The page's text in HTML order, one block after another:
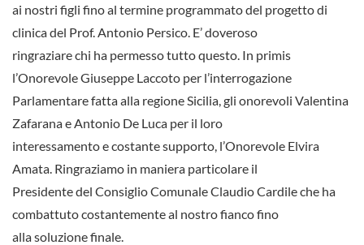
ai nostri figli fino al termine programmato del progetto di
clinica del Prof. Antonio Persico. E’ doveroso
ringraziare chi ha permesso tutto questo. In primis
l’Onorevole Giuseppe Laccoto per l’interrogazione
Parlamentare fatta alla regione Sicilia, gli onorevoli Valentina
Zafarana e Antonio De Luca per il loro
interessamento e costante supporto, l’Onorevole Elvira
Amata. Ringraziamo in maniera particolare il
Presidente del Consiglio Comunale Claudio Cardile che ha
combattuto costantemente al nostro fianco fino
alla soluzione finale.